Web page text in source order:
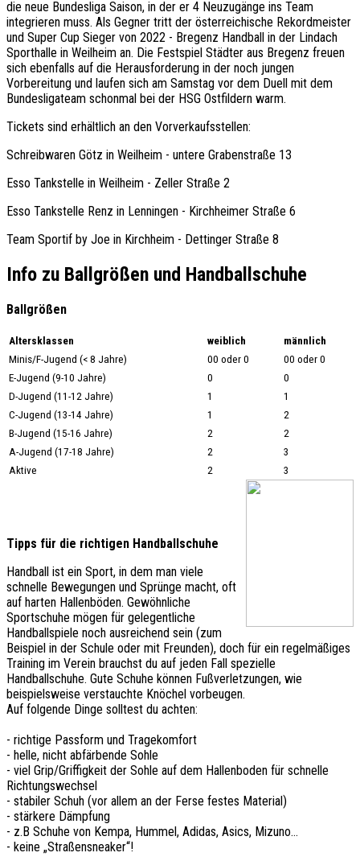
die neue Bundesliga Saison, in der er 4 Neuzugänge ins Team
integrieren muss. Als Gegner tritt der österreichische Rekordmeister
und Super Cup Sieger von 2022 - Bregenz Handball in der Lindach
Sporthalle in Weilheim an. Die Festspiel Städter aus Bregenz freuen
sich ebenfalls auf die Herausforderung in der noch jungen
Vorbereitung und laufen sich am Samstag vor dem Duell mit dem
Bundesligateam schonmal bei der HSG Ostfildern warm.
Tickets sind erhältlich an den Vorverkaufsstellen:
Schreibwaren Götz in Weilheim - untere Grabenstraße 13
Esso Tankstelle in Weilheim - Zeller Straße 2
Esso Tankstelle Renz in Lenningen - Kirchheimer Straße 6
Team Sportif by Joe in Kirchheim - Dettinger Straße 8
Info zu Ballgrößen und Handballschuhe
Ballgrößen
Altersklassen weiblich
männlich
Minis/F-Jugend (< 8 Jahre)
00 oder 0
00 oder 0
E-Jugend (9-10 Jahre)
0
0
D-Jugend (11-12 Jahre)
1
1
C-Jugend (13-14 Jahre)
1
2
B-Jugend (15-16 Jahre)
2
2
A-Jugend (17-18 Jahre)
2
3
Aktive
2 3
Tipps für die richtigen Handballschuhe
Handball ist ein Sport, in dem man viele
schnelle Bewegungen und Sprünge macht, oft
auf harten Hallenböden. Gewöhnliche
Sportschuhe mögen für gelegentliche
Handballspiele noch ausreichend sein (zum
Beispiel in der Schule oder mit Freunden), doch für ein regelmäßiges
Training im Verein brauchst du auf jeden Fall spezielle
Handballschuhe. Gute Schuhe können Fußverletzungen, wie
beispielsweise verstauchte Knöchel vorbeugen.
Auf folgende Dinge solltest du achten:
- richtige Passform und Tragekomfort
- helle, nicht abfärbende Sohle
- viel Grip/Griffigkeit der Sohle auf dem Hallenboden für schnelle
Richtungswechsel
- stabiler Schuh (vor allem an der Ferse festes Material)
- stärkere Dämpfung
- z.B Schuhe von Kempa, Hummel, Adidas, Asics, Mizuno…
- keine „Straßensneaker“!